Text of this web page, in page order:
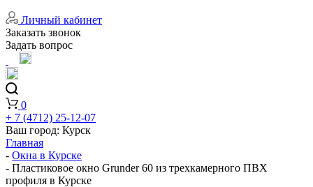
Личный кабинет
Заказать звонок
Задать вопрос
0
+ 7 (4712) 25-12-07
Ваш город: Курск
Главная
- Окна в Курске
- Пластиковое окно Grunder 60 из трехкамерного ПВХ
профиля в Курске